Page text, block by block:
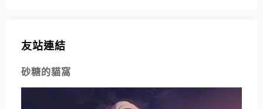
友站連結
砂糖的貓窩